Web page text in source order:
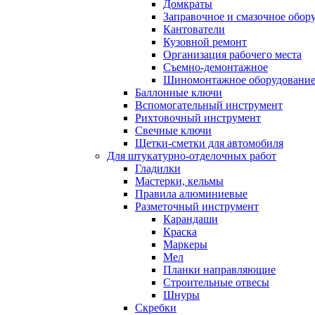
Домкраты
Заправочное и смазочное
Кантователи
Кузовной ремонт
Организация рабочего места
Съемно-демонтажное
Шиномонтажное оборудование
Баллонные ключи
Вспомогательный инструмент
Рихтовочный инструмент
Свечные ключи
Щетки-сметки для автомобиля
Для штукатурно-отделочных работ
Гладилки
Мастерки, кельмы
Правила алюминиевые
Разметочный инструмент
Карандаши
Краска
Маркеры
Мел
Планки направляющие
Строительные отвесы
Шнуры
Скребки